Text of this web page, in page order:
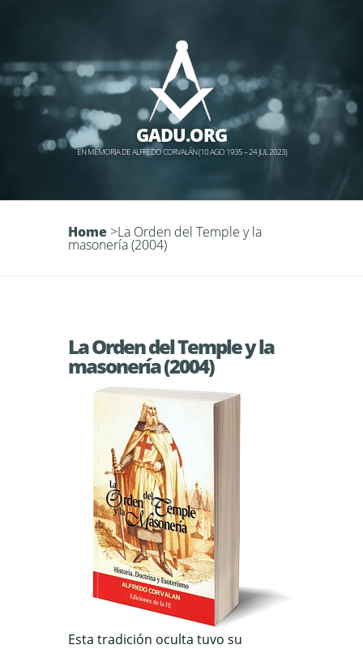
GADU.ORG
EN MEMORIA DE ALFREDO CORVALÁN (10 AGO 1935 – 24 JUL 2023)
Home >La Orden del Temple y la
masonería (2004)
La Orden del Temple y la
masonería (2004)
Esta tradición oculta tuvo su